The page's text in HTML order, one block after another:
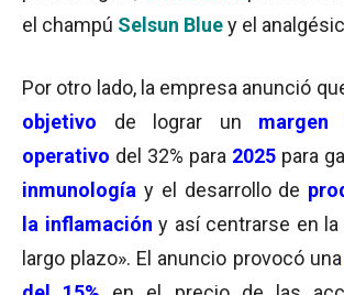
el champú Selsun Bluey el
Por otro lado, la empresa anunció
objetivo de lograr un margen
operativo del 32% para 2025 para
inmunología y el desarrollo de
la inflamación y así centrarse en la
largo plazo». El anuncio provocó una